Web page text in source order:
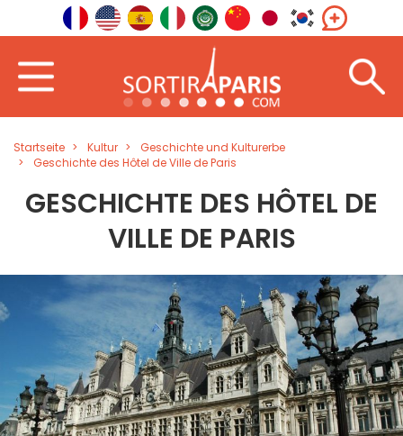
Startseite Kultur
Geschichte und Kulturerbe
Geschichte des Hôtel de Ville de Paris
GESCHICHTE DES HÔTEL DE
VILLE DE PARIS